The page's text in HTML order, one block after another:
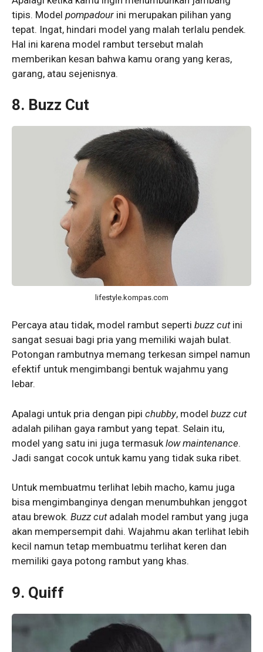
tipis. Model pompadour ini merupakan pilihan yang
tepat. Ingat, hindari model yang malah terlalu pendek.
Hal ini karena model rambut tersebut malah
memberikan kesan bahwa kamu orang yang keras,
garang, atau sejenisnya.
8. Buzz Cut
lifestyle.kompas.com
Percaya atau tidak, model rambut seperti buzz cut ini
sangat sesuai bagi pria yang memiliki wajah bulat.
Potongan rambutnya memang terkesan simpel namun
efektif untuk mengimbangi bentuk wajahmu yang
lebar.
Apalagi untuk pria dengan pipi chubby, model buzz cut
adalah pilihan gaya rambut yang tepat. Selain itu,
model yang satu ini juga termasuk low maintenance.
Jadi sangat cocok untuk kamu yang tidak suka ribet.
Untuk membuatmu terlihat lebih macho, kamu juga
bisa mengimbanginya dengan menumbuhkan jenggot
atau brewok. Buzz cutadalah model rambut yang juga
akan mempersempit dahi. Wajahmu akan terlihat lebih
kecil namun tetap membuatmu terlihat keren dan
memiliki gaya potong rambut yang khas.
9. Quiff